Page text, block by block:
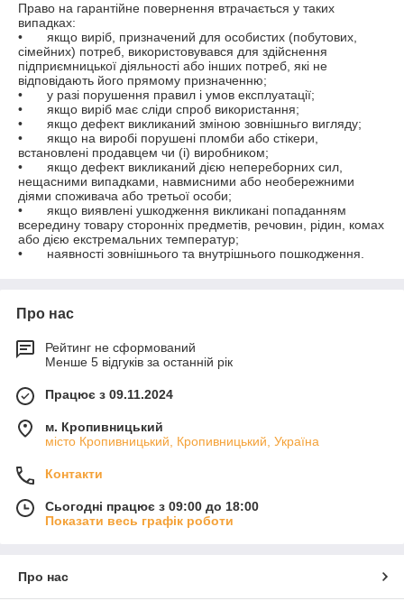
Право на гарантійне повернення втрачається у таких
випадках:
•	якщо виріб, призначений для особистих (побутових,
сімейних) потреб, використовувався для здійснення
підприємницької діяльності або інших потреб, які не
відповідають його прямому призначенню;
•	у разі порушення правил і умов експлуатації;
•	якщо виріб має сліди спроб використання;
•	якщо дефект викликаний зміною зовнішньго вигляду;
•	якщо на виробі порушені пломби або стікери,
встановлені продавцем чи (і) виробником;
•	якщо дефект викликаний дією непереборних сил,
нещасними випадками, навмисними або необережними
діями споживача або третьої особи;
•	якщо виявлені ушкодження викликані попаданням
всередину товару сторонніх предметів, речовин, рідин, комах
або дією екстремальних температур;
•	наявності зовнішнього та внутрішнього пошкодження.
Про нас
Рейтинг не сформований
Менше 5 відгуків за останній рік
Працює з 09.11.2024
м. Кропивницький
місто Кропивницький, Кропивницький, Україна
Контакти
Сьогодні працює з 09:00 до 18:00
Показати весь графік роботи
Про нас